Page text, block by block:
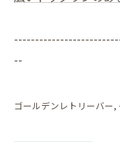
--
ゴールデンレトリーバー